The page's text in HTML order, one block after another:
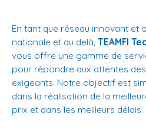
En tant que réseau innovant et
nationale et au delà, TEAMFI
vous offre une gamme de
pour répondre aux attentes
exigeants. Notre objectif est
dans la réalisation de la
prix et dans les meilleurs délais.